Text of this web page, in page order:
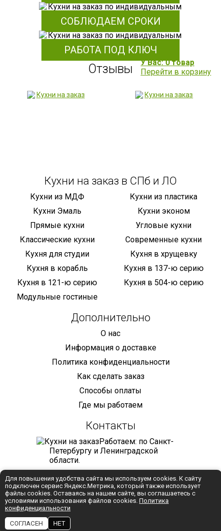
СОБЛЮДАЕМ СРОКИ
РАБОТА ПОД КЛЮЧ
Отзывы
У Вас: 0 товар
Перейти в корзину
Кухни на заказ в СПб и ЛО
Кухни из МДФ
Кухни из пластика
Кухни Эмаль
Кухни эконом
Прямые кухни
Угловые кухни
Классические кухни
Современные кухни
Кухня для студии
Кухня в хрущевку
Кухня в корабль
Кухня в 137-ю серию
Кухня в 121-ю серию
Кухня в 504-ю серию
Модульные гостиные
Дополнительно
О нас
Информация о доставке
Политика конфиденциальности
Как сделать заказ
Способы оплаты
Где мы работаем
Контакты
Работаем: по Санкт-
Петербургу и Ленинградской
области.
+7 (921) 905-68-59
info@mebelmaniya.com
Для повышения удобства сайта мы используем cookies. К сайту
подключен сервис Яндекс.Метрика, который также использует
файлы cookies. Оставаясь на нашем сайте, вы соглашаетесь с
условиями использования файлов cookies. Политика
конфиденциальности
СОГЛАСЕН НЕТ